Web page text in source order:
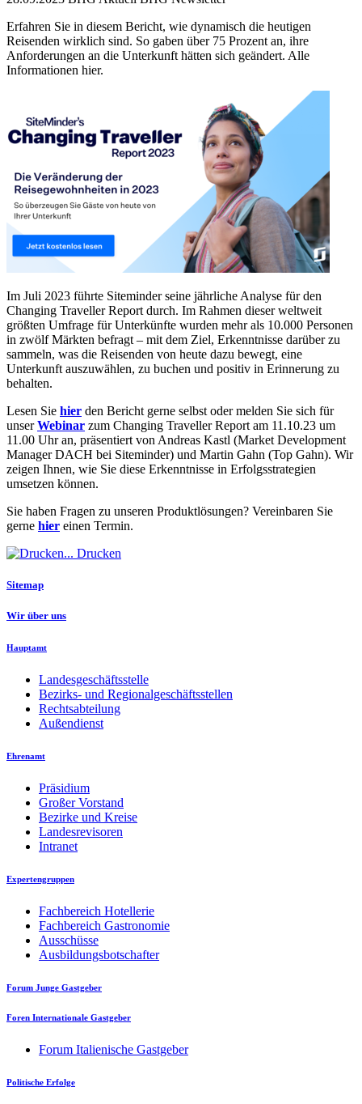
Erfahren Sie in diesem Bericht, wie dynamisch die heutigen
Reisenden wirklich sind. So gaben über 75 Prozent an, ihre
Anforderungen an die Unterkunft hätten sich geändert. Alle
Informationen hier.
Im Juli 2023 führte Siteminder seine jährliche Analyse für den
Changing Traveller Report durch. Im Rahmen dieser weltweit
größten Umfrage für Unterkünfte wurden mehr als 10.000 Personen
in zwölf Märkten befragt – mit dem Ziel, Erkenntnisse darüber zu
sammeln, was die Reisenden von heute dazu bewegt, eine
Unterkunft auszuwählen, zu buchen und positiv in Erinnerung zu
behalten.
Lesen Sie hier den Bericht gerne selbst oder melden Sie sich für
unserWebinar zum Changing Traveller Report am 11.10.23 um
11.00 Uhr an, präsentiert von Andreas Kastl (Market Development
Manager DACH bei Siteminder) und Martin Gahn (Top Gahn). Wir
zeigen Ihnen, wie Sie diese Erkenntnisse in Erfolgsstrategien
umsetzen können.
Sie haben Fragen zu unseren Produktlösungen? Vereinbaren Sie
gerne hier einen Termin.
Drucken
Sitemap
Wir über uns
Hauptamt
Landesgeschäftsstelle
Bezirks- und Regionalgeschäftsstellen
Rechtsabteilung
Außendienst
Ehrenamt
Präsidium
Großer Vorstand
Bezirke und Kreise
Landesrevisoren
Intranet
Expertengruppen
Fachbereich Hotellerie
Fachbereich Gastronomie
Ausschüsse
Ausbildungsbotschafter
Forum Junge Gastgeber
Foren Internationale Gastgeber
Forum Italienische Gastgeber
Politische Erfolge